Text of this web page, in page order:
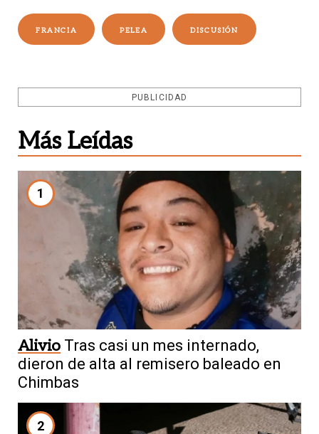
FRANCIA PELEA DISCUSIÓN
PUBLICIDAD
Más Leídas
1
Alivio Tras casi un mes internado,
dieron de alta al remisero baleado en
Chimbas
2